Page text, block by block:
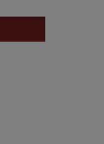
regeln.